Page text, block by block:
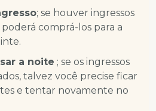
; se houver ingressos
comprá-los para a
a noite ; se os ingressos
talvez você precise ficar
e tentar novamente no